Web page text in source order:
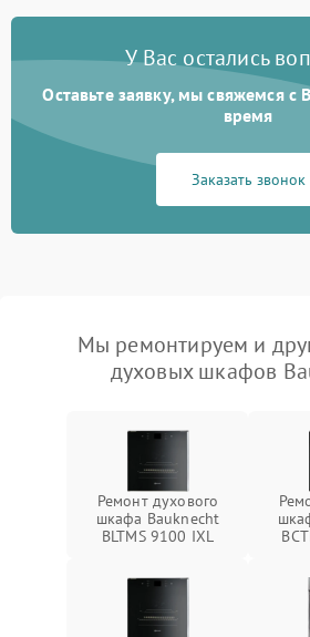
У Вас остались
Оставьте заявку, мы свяжемся
время
Заказать звонок
Мы ремонтируем и
духовых шкафов
Ремонт духового
шкафа Bauknecht
BLTMS 9100 IXL